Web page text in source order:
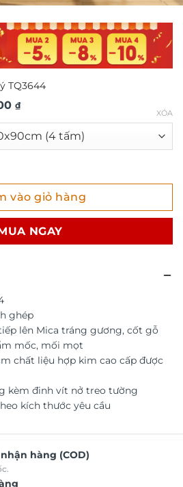
TQ3644
₫
XÓA
TQ3644 số lượng
vào giỏ hàng
NGAY
ghép
lên Mica tráng gương, cốt gỗ
mốc, mối mọt
chất liệu hợp kim cao cấp được
kèm đinh vít nở treo tường
kích thước yêu cầu
hàng (COD)